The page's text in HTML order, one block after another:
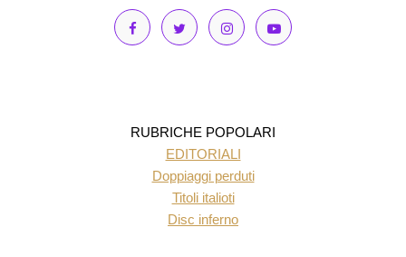
RUBRICHE POPOLARI
EDITORIALI
Doppiaggi perduti
Titoli italioti
Disc inferno